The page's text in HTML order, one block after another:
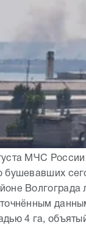
МЧС России
бушевавших
4 га,